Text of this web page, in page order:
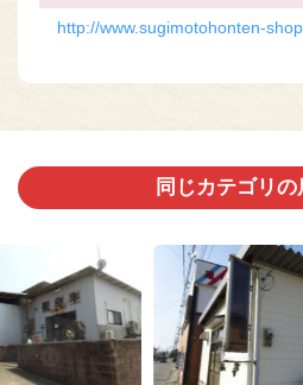
http://www.sugimotohonten-
同じカテゴリ